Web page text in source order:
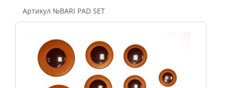
Артикул №BARI PAD SET